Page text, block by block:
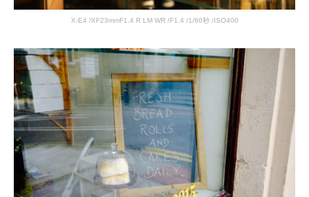
X-E4 /XF23mmF1.4 R LM WR /F1.4 /1/60秒 /ISO400